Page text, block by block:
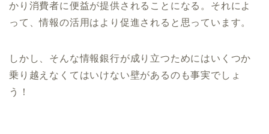
かり消費者に便益が提供されることになる。それによ
って、情報の活用はより促進されると思っています。
しかし、そんな情報銀行が成り立つためにはいくつか
乗り越えなくてはいけない壁があるのも事実でしょ
う！